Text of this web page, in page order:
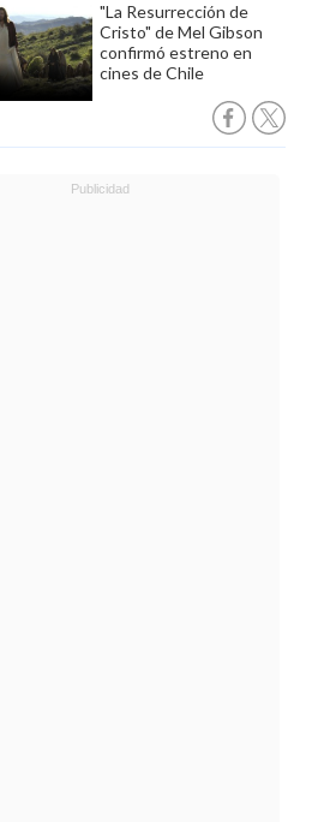
"La Resurrección de
Cristo" de Mel Gibson
confirmó estreno en
cines de Chile